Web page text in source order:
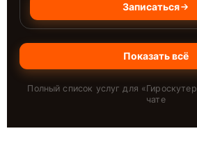
Записаться
Показать всё
Полный список услуг для «Гироскутер
чате